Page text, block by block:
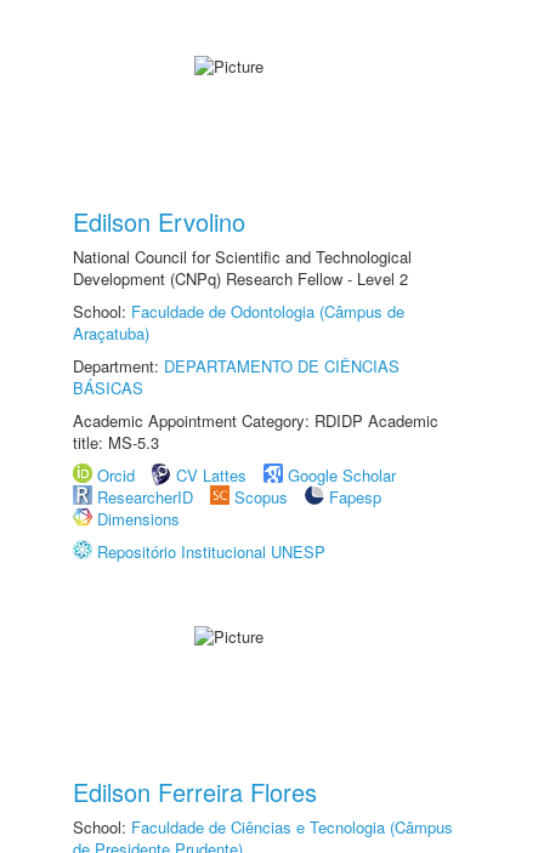
Edilson Ervolino
National Council for Scientific and Technological
Development (CNPq) Research Fellow - Level 2
School: Faculdade de Odontologia (Câmpus de
Araçatuba)
Department: DEPARTAMENTO DE CIÊNCIAS
BÁSICAS
Academic Appointment Category: RDIDP Academic
title: MS-5.3
Orcid
CV Lattes
Google Scholar
ResearcherID
Scopus
Fapesp
Dimensions
Repositório Institucional UNESP
Edilson Ferreira Flores
School: Faculdade de Ciências e Tecnologia (Câmpus